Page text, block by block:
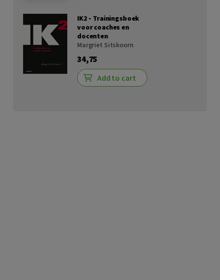
IK2 - Trainingsboek
voor coaches en
docenten
Margriet Sitskoorn
34,75
Add to cart